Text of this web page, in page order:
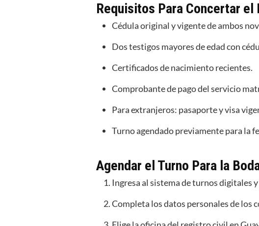
Requisitos Para Concertar
Cédula original y vigente de ambos
Dos testigos mayores de edad con
Certificados de nacimiento recientes.
Comprobante de pago del servicio
Para extranjeros: pasaporte y visa
Turno agendado previamente para la
Agendar el Turno Para la
Ingresa al sistema de turnos digitales
Completa los datos personales de los